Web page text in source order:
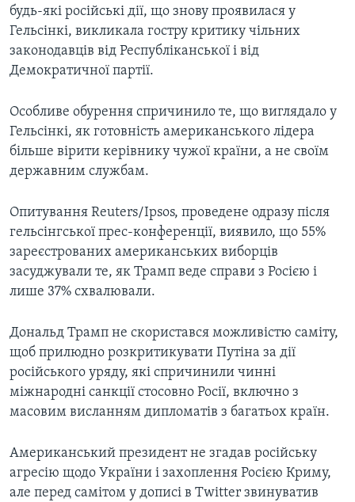
будь-які російські дії, що знову проявилася у
Гельсінкі, викликала гостру критику чільних
законодавців від Республіканської і від
Демократичної партії.
Особливе обурення спричинило те, що виглядало у
Гельсінкі, як готовність американського лідера
більше вірити керівнику чужої країни, а не своїм
державним службам.
Опитування Reuters/Ipsos, проведене одразу після
гельсінгської прес-конференції, виявило, що 55%
зареєстрованих американських виборців
засуджували те, як Трамп веде справи з Росією і
лише 37% схвалювали.
Дональд Трамп не скористався можливістю саміту,
щоб прилюдно розкритикувати Путіна за дії
російського уряду, які спричинили чинні
міжнародні санкції стосовно Росії, включно з
масовим висланням дипломатів з багатьох країн.
Американський президент не згадав російську
агресію щодо України і захоплення Росією Криму,
але перед самітом у дописі в Twitter звинуватив